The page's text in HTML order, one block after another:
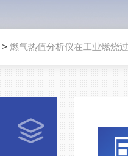
> 燃气热值分析仪在工业燃烧